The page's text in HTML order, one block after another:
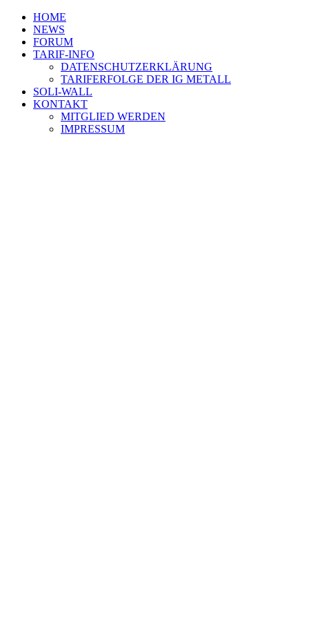
HOME
NEWS
FORUM
TARIF-INFO
DATENSCHUTZERKLÄRUNG
TARIFERFOLGE DER IG METALL
SOLI-WALL
KONTAKT
MITGLIED WERDEN
IMPRESSUM